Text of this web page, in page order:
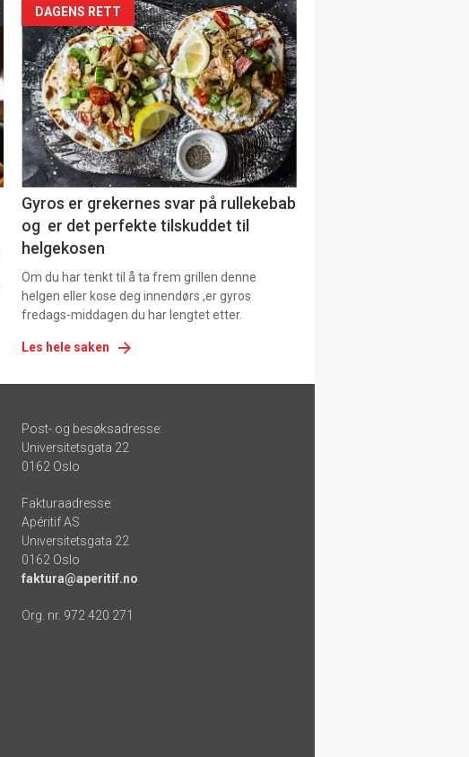
Forsiden
akkurat
nå
-
6
DAGENS RETT
Gyros er grekernes svar på rullekebab
og er det perfekte tilskuddet til
helgekosen
Om du har tenkt til å ta frem grillen denne
helgen eller kose deg innendørs ,er gyros
fredags-middagen du har lengtet etter.
Les hele saken
Post- og besøksadresse:
Universitetsgata 22
0162 Oslo
Fakturaadresse:
Apéritif AS
Universitetsgata 22
0162 Oslo
faktura@aperitif.no
Org. nr. 972 420 271